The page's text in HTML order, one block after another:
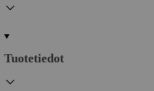
Tuotetiedot